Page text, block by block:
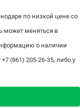
по низкой цене со
может меняться в
о наличии
(861) 205-26-35, либо у